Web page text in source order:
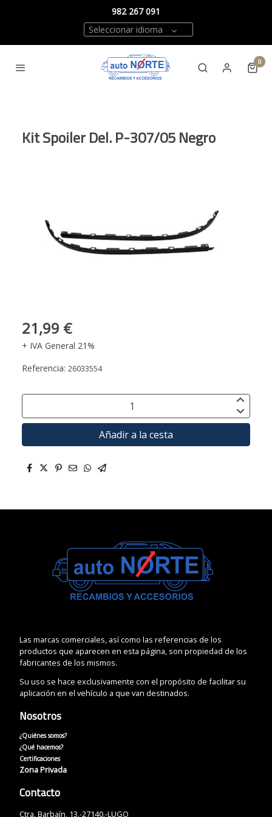
982 267 091
Seleccionar idioma
0
Kit Spoiler Del. P-307/05 Negro
21,99 €
+ IVA General 21%
Referencia: 26033554
Añadir a la cesta
Las marcas comerciales, así como las referencias de los
productos que aparecen en esta página, son propiedad de los
fabricantes de los mismos.
Su uso se hace exclusivamente con el propósito de facilitar su
aplicación en el vehículo a que van destinados.
Nosotros
¿Quiénes somos?
¿Qué hacemos?
Certificaciones
Zona Privada
Contacto
Ctra. Barbaín, 13.-27140.-LUGO